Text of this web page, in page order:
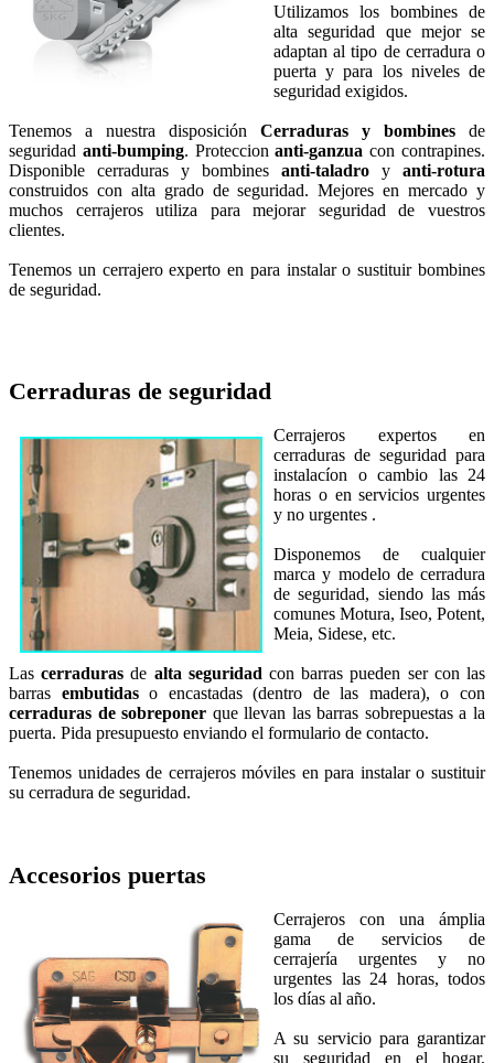
Utilizamos los bombines de
alta seguridad que mejor se
adaptan al tipo de cerradura o
puerta y para los niveles de
seguridad exigidos.
Tenemos a nuestra disposición Cerraduras y bombines de
seguridad anti-bumping. Proteccionanti-ganzua con contrapines.
Disponible cerraduras y bombines anti-taladro y anti-rotura
construidos con alta grado de seguridad. Mejores en mercado y
muchos cerrajeros utiliza para mejorar seguridad de vuestros
clientes.
Tenemos un cerrajero experto en para instalar o sustituir bombines
de seguridad.
Cerraduras de seguridad
Cerrajeros expertos en
cerraduras de seguridad para
instalacíon o cambio las 24
horas o en servicios urgentes
y no urgentes .
Disponemos de cualquier
marca y modelo de cerradura
de seguridad, siendo las más
comunes Motura, Iseo, Potent,
Meia, Sidese, etc.
Lascerraduras de alta seguridad con barras pueden ser con las
barras embutidaso encastadas (dentro de las madera), o con
cerraduras de sobreponer que llevan las barras sobrepuestas a la
puerta. Pida presupuesto enviando el formulario de contacto.
Tenemos unidades de cerrajeros móviles en para instalar o sustituir
su cerradura de seguridad.
Accesorios puertas
Cerrajeros con una ámplia
gama de servicios de
cerrajería urgentes y no
urgentes las 24 horas, todos
los días al año.
A su servicio para garantizar
su seguridad en el hogar,